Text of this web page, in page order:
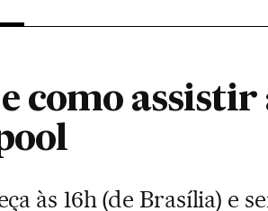
como
às 16h (de Brasília) e